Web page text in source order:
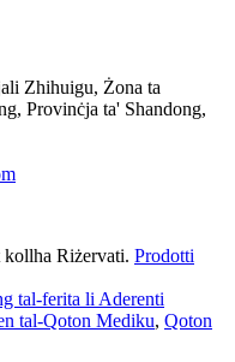
Zhihuigu, Żona ta
Provinċja ta' Shandong,
Riżervati. Prodotti
tal-ferita li Aderenti
tal-Qoton Mediku, Qoton